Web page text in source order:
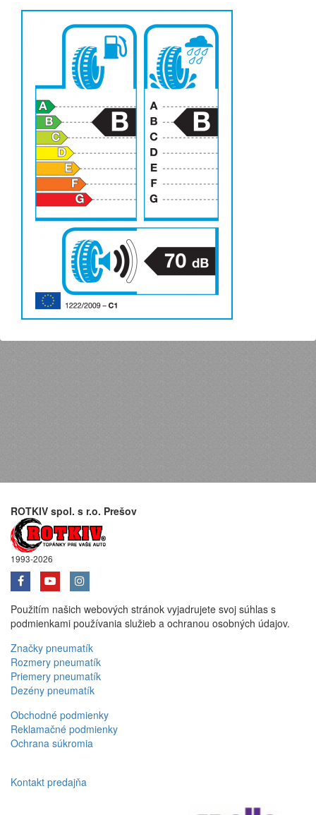
ROTKIV spol. s r.o. Prešov
1993-2026
Použitím našich webových stránok vyjadrujete svoj súhlas s
podmienkami používania služieb a ochranou osobných údajov.
Značky pneumatík
Rozmery pneumatík
Priemery pneumatík
Dezény pneumatík
Obchodné podmienky
Reklamačné podmienky
Ochrana súkromia
Kontakt predajňa